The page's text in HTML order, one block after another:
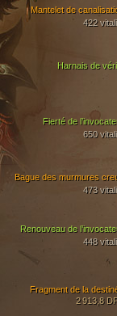
Harnais de
Fierté de
650
Mantelet de
422
Renouveau de
448
Fragment de la
2 913,8
Bague des murmures
473